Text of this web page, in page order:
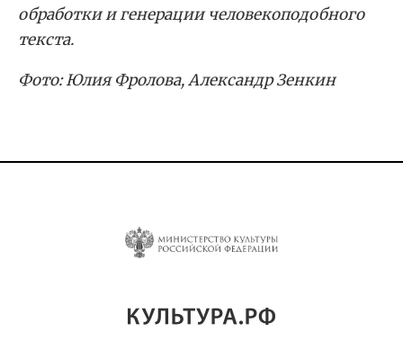
обработки и генерации человекоподобного
текста.
Фото: Юлия Фролова, Александр Зенкин